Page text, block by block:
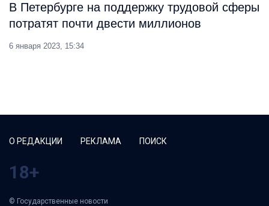
В Петербурге на поддержку трудовой сферы
потратят почти двести миллионов
6 января 2023, 15:34
О РЕДАКЦИИ РЕКЛАМА ПОИСК
18+
© Государственные новости